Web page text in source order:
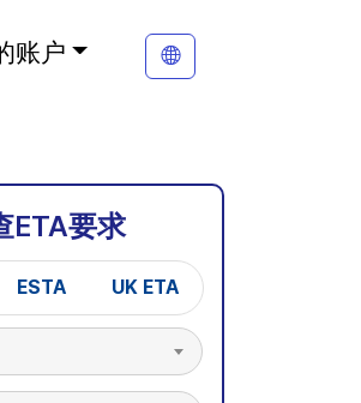
账户
ETA要求
ESTA UK ETA